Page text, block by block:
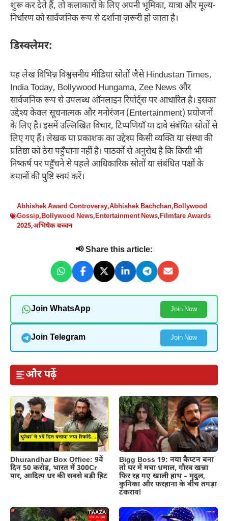
शुरू कर देते हैं, तो कलाकारों के लिए अपनी भूमिका, यात्रा और मूल्य-
निर्धारण को सार्वजनिक रूप से दर्शाना ज़रूरी हो जाता है।
डिस्क्लेमर:
यह लेख विभिन्न विश्वसनीय मीडिया स्रोतों जैसे Hindustan Times,
India Today, Bollywood Hungama, Zee News और
सार्वजनिक रूप से उपलब्ध ऑनलाइन रिपोर्ट्स पर आधारित है। इसका
उद्देश्य केवल सूचनात्मक और मनोरंजन (Entertainment) प्रयोजनों
के लिए है। इसमें उल्लिखित विचार, टिप्पणियाँ या दावे संबंधित स्रोतों से
लिए गए हैं। लेखक या प्रकाशक का उद्देश्य किसी व्यक्ति या संस्था की
प्रतिष्ठा को ठेस पहुँचाना नहीं है। पाठकों से अनुरोध है कि किसी भी
निष्कर्ष पर पहुँचने से पहले आधिकारिक स्रोतों या संबंधित पक्षों के
बयानों की पुष्टि स्वयं करें।
Abhishek Award Controversy,Abhishek Bachchan,Bollywood
Gossip,Bollywood News,Entertainment News,Filmfare Awards
2025,अभिषेक बच्चन
📢 Share this article:
Join WhatsApp Join Now
Join Telegram Join Now
और पढ़ें
Dhurandhar Box Office: 9वें
दिन 50 करोड़, भारत में 300Cr
पार, आदित्य धर की सबसे बड़ी हिट
Bigg Boss 19: नया कैप्टन बना
तो घर में मचा धमाल, गौरव खन्ना
फिर रह गए खाली हाथ – मृदुल,
कुनिका और फरहाना के बीच तगड़ा
टकराव!